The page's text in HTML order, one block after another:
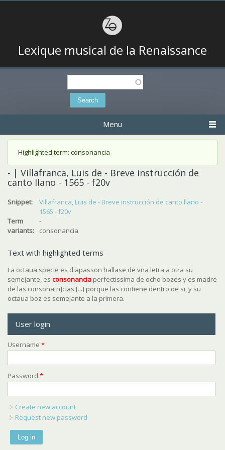
Lexique musical de la Renaissance
Search
Menu
Status message
Highlighted term: consonancia
- | Villafranca, Luis de - Breve instrucción de
canto llano - 1565 - f20v
Snippet:
Villafranca, Luis de - Breve instrucción de canto llano -
1565 - f20v
Term
variants:
-
consonancia
Text with highlighted terms
La octaua specie es diapasson hallase de vna letra a otra su
semejante, es consonancia perfectissima de ocho bozes y es madre
de las consona[n]cias [...] porque las contiene dentro de si, y su
octaua boz es semejante a la primera.
User login
Username *
Password *
Create new account
Request new password